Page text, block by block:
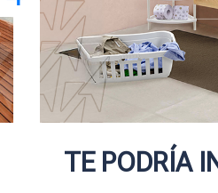
TE PODRÍA